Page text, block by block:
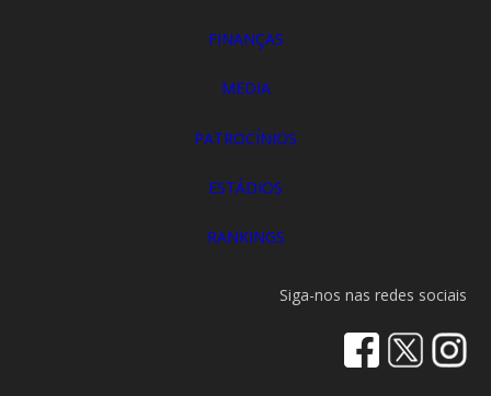
FINANÇAS
MEDIA
PATROCÍNIOS
ESTÁDIOS
RANKINGS
Siga-nos nas redes sociais